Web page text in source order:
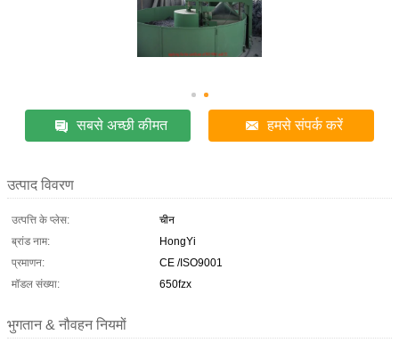
सबसे अच्छी कीमत हमसे संपर्क करें
उत्पाद विवरण
उत्पत्ति के प्लेस:
चीन
ब्रांड नाम:
HongYi
प्रमाणन:
CE /ISO9001
मॉडल संख्या:
650fzx
भुगतान & नौवहन नियमों